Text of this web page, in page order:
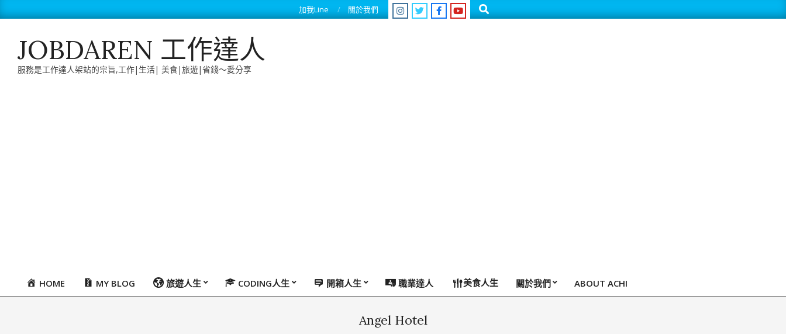
to
加我Line 關於我們 Search
JOBDAREN 工作達人
服務是工作達人架站的宗旨,工作|生活| 美食|旅遊|省錢～愛分享
PrimaryHOME MY BLOG 旅遊人生 CODING人生 開箱人生 職業達人 美食人生 關於我們 ABOUT ACHI
Angel Hotel